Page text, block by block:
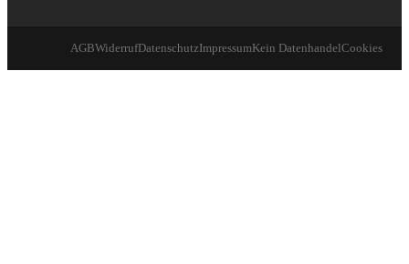
AGBWiderrufDatenschutzImpressumKein DatenhandelCookies